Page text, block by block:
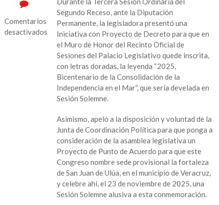
Comentarios
desactivados
Segundo Receso, ante la Diputación
Permanente, la legisladora presentó una
Iniciativa con Proyecto de Decreto para que en
el Muro de Honor del Recinto Oficial de
Sesiones del Palacio Legislativo quede inscrita,
con letras doradas, la leyenda “2025,
Bicentenario de la Consolidación de la
Independencia en el Mar”, que sería develada en
Sesión Solemne.
Asimismo, apeló a la disposición y voluntad de la
Junta de Coordinación Política para que ponga a
consideración de la asamblea legislativa un
Proyecto de Punto de Acuerdo para que este
Congreso nombre sede provisional la fortaleza
de San Juan de Ulúa, en el municipio de Veracruz,
y celebre ahí, el 23 de noviembre de 2025, una
Sesión Solemne alusiva a esta conmemoración.